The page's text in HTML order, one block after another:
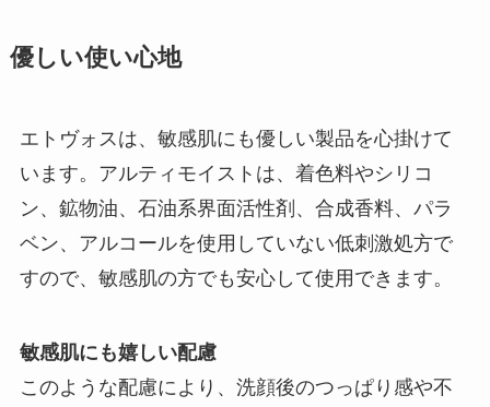
優しい使い心地
エトヴォスは、敏感肌にも優しい製品を心掛けて
います。アルティモイストは、着色料やシリコ
ン、鉱物油、石油系界面活性剤、合成香料、パラ
ベン、アルコールを使用していない低刺激処方で
すので、敏感肌の方でも安心して使用できます。
敏感肌にも嬉しい配慮
このような配慮により、洗顔後のつっぱり感や不